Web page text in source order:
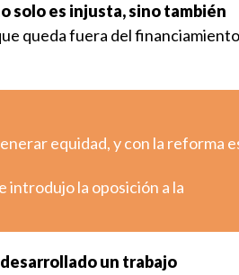
solo es injusta, sino también
queda fuera del financiamiento
equidad, y con la reforma
introdujo la oposición a la
un trabajo